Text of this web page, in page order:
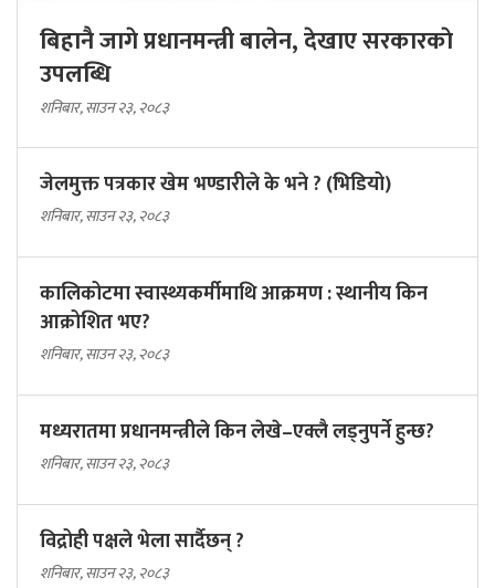
बिहानै जागे प्रधानमन्त्री बालेन, देखाए सरकारकाे
उपलब्धि
शनिबार, साउन २३, २०८३
जेलमुक्त पत्रकार खेम भण्डारीले के भने ? (भिडियो)
शनिबार, साउन २३, २०८३
कालिकोटमा स्वास्थ्यकर्मीमाथि आक्रमण : स्थानीय किन
आक्रोशित भए?
शनिबार, साउन २३, २०८३
मध्यरातमा प्रधानमन्त्रीले किन लेखे–एक्लै लड्नुपर्ने हुन्छ?
शनिबार, साउन २३, २०८३
विद्रोही पक्षले भेला सार्दैछन् ?
शनिबार, साउन २३, २०८३